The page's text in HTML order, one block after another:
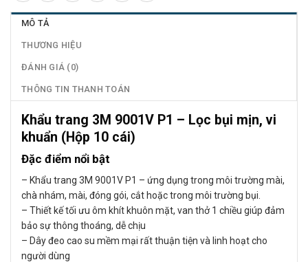
MÔ TẢ
THƯƠNG HIỆU
ĐÁNH GIÁ (0)
THÔNG TIN THANH TOÁN
Khẩu trang 3M 9001V P1 – Lọc bụi mịn, vi
khuẩn (Hộp 10 cái)
Đặc điểm nổi bật
– Khẩu trang 3M 9001V P1 – ứng dụng trong môi trường mài,
chà nhám, mài, đóng gói, cắt hoặc trong môi trường bụi.
– Thiết kế tối ưu ôm khít khuôn mặt, van thở 1 chiều giúp đảm
bảo sự thông thoáng, dễ chịu
– Dây đeo cao su mềm mại rất thuận tiện và linh hoạt cho
người dùng